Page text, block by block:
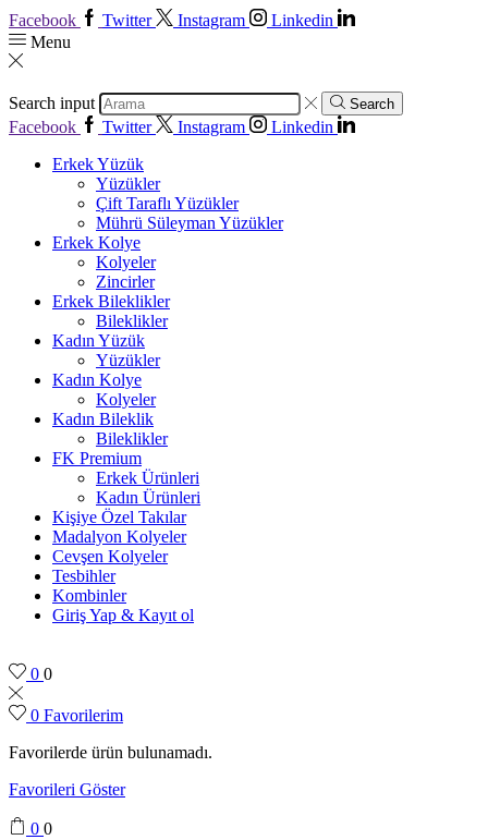
Facebook Twitter Instagram
Linkedin
Menu
Search input Search
Facebook Twitter Instagram
Linkedin
Erkek Yüzük
Yüzükler
Çift Taraflı Yüzükler
Mührü Süleyman Yüzükler
Erkek Kolye
Kolyeler
Zincirler
Erkek Bileklikler
Bileklikler
Kadın Yüzük
Yüzükler
Kadın Kolye
Kolyeler
Kadın Bileklik
Bileklikler
FK Premium
Erkek Ürünleri
Kadın Ürünleri
Kişiye Özel Takılar
Madalyon Kolyeler
Cevşen Kolyeler
Tesbihler
Kombinler
Giriş Yap & Kayıt ol
0 0
0 Favorilerim
Favorilerde ürün bulunamadı.
Favorileri Göster
0 0